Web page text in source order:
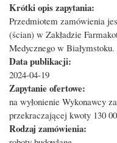
Krótki opis zapytania:
Przedmiotem zamówienia
(ścian) w Zakładzie
Medycznego w Białymstoku.
Data publikacji:
2024-04-19
Zapytanie ofertowe:
na wyłonienie Wykonawcy
przekraczającej kwoty 130
Rodzaj zamówienia: